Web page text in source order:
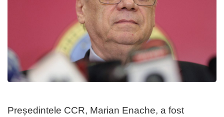
Președintele CCR, Marian Enache, a fost